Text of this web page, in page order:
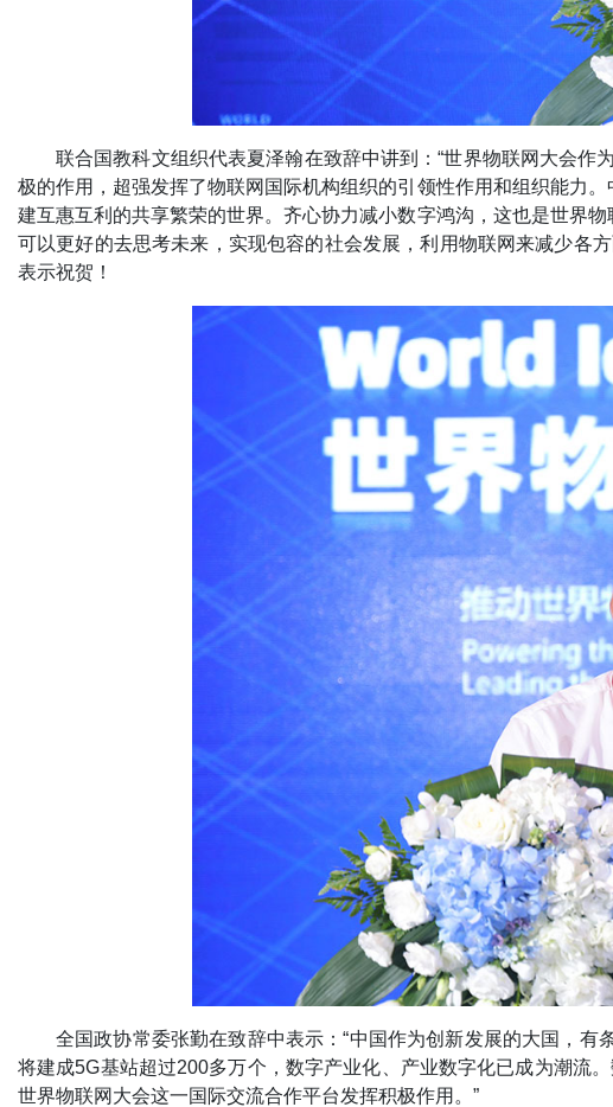
联合国教科文组织代表夏泽翰在致辞中讲到：“世界物联网大会
极的作用，超强发挥了物联网国际机构组织的引领性作用和组织能力
建互惠互利的共享繁荣的世界。齐心协力减小数字鸿沟，这也是世界
可以更好的去思考未来，实现包容的社会发展，利用物联网来减少各
表示祝贺！
全国政协常委张勤在致辞中表示：“中国作为创新发展的大国，
将建成5G基站超过200多万个，数字产业化、产业数字化已成为潮流
世界物联网大会这一国际交流合作平台发挥积极作用。”